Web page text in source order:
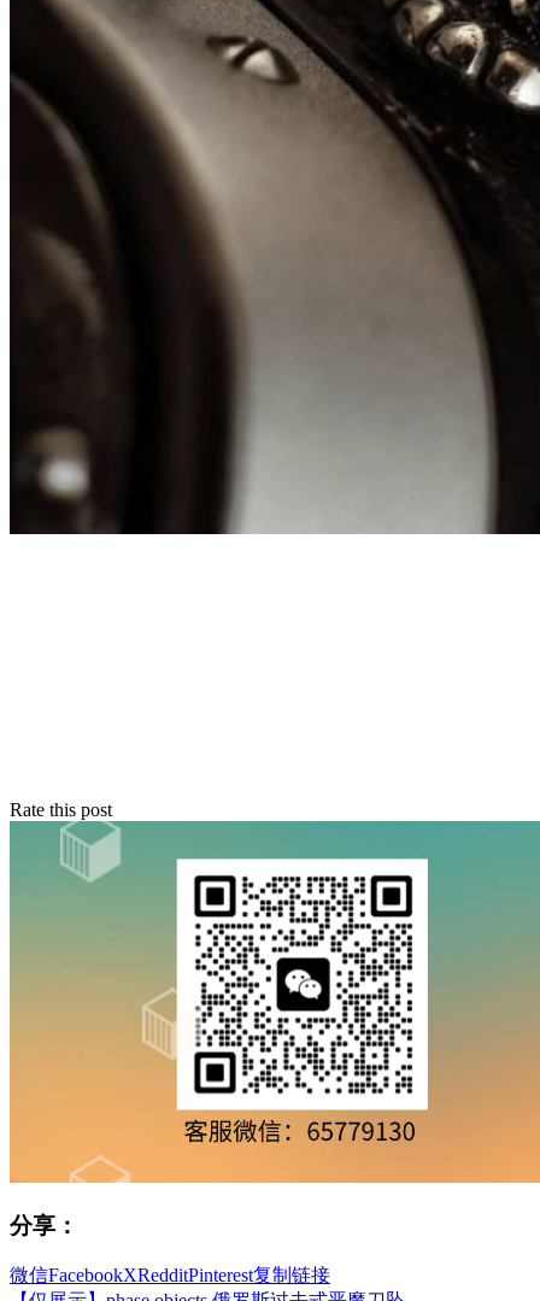
Rate this post
分享：
微信FacebookXRedditPinterest复制链接